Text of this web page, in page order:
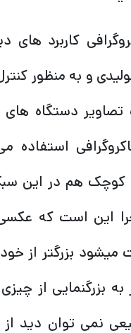
کاربرد
و به منظور
تصاویر دستگاه های
استفاده
کوچک هم در این
این است که
میشود بزرگتر از
به بزرگنمایی از
نمی توان دید از